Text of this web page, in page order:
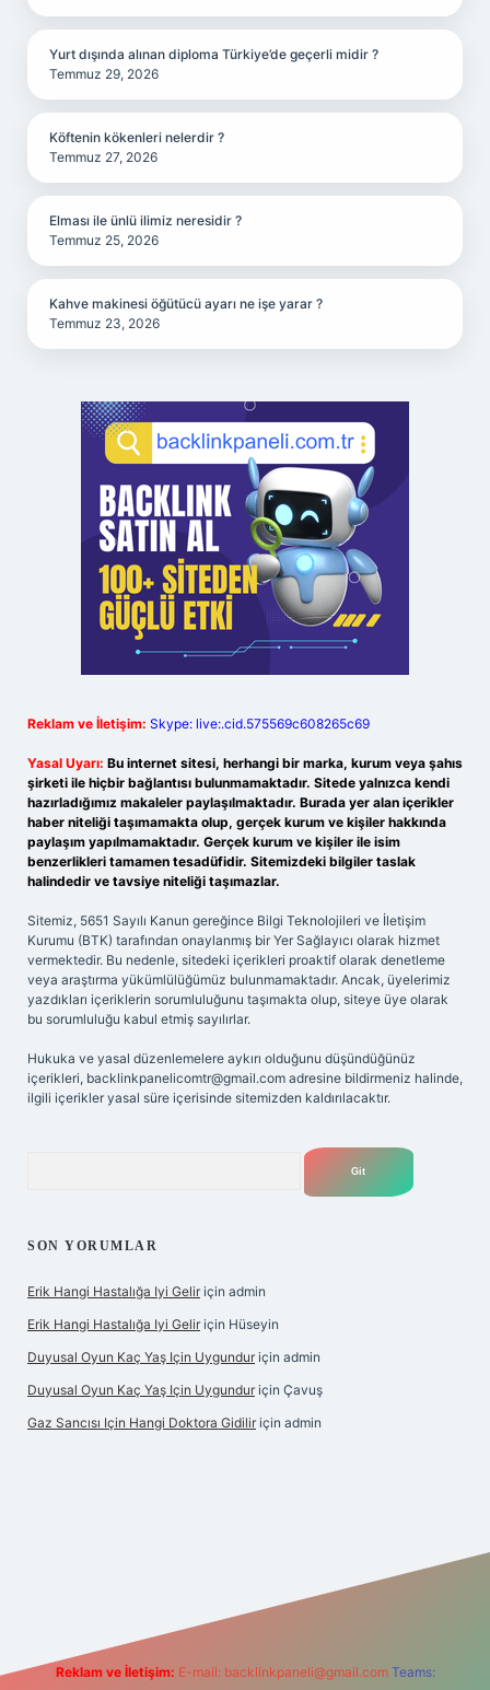
Yurt dışında alınan diploma Türkiye’de geçerli midir ?
Temmuz 29, 2026
Köftenin kökenleri nelerdir ?
Temmuz 27, 2026
Elması ile ünlü ilimiz neresidir ?
Temmuz 25, 2026
Kahve makinesi öğütücü ayarı ne işe yarar ?
Temmuz 23, 2026
Reklam ve İletişim: Skype: live:.cid.575569c608265c69
Yasal Uyarı: Bu internet sitesi, herhangi bir marka, kurum veya şahıs
şirketi ile hiçbir bağlantısı bulunmamaktadır. Sitede yalnızca kendi
hazırladığımız makaleler paylaşılmaktadır. Burada yer alan içerikler
haber niteliği taşımamakta olup, gerçek kurum ve kişiler hakkında
paylaşım yapılmamaktadır. Gerçek kurum ve kişiler ile isim
benzerlikleri tamamen tesadüfidir. Sitemizdeki bilgiler taslak
halindedir ve tavsiye niteliği taşımazlar.
Sitemiz, 5651 Sayılı Kanun gereğince Bilgi Teknolojileri ve İletişim
Kurumu (BTK) tarafından onaylanmış bir Yer Sağlayıcı olarak hizmet
vermektedir. Bu nedenle, sitedeki içerikleri proaktif olarak denetleme
veya araştırma yükümlülüğümüz bulunmamaktadır. Ancak, üyelerimiz
yazdıkları içeriklerin sorumluluğunu taşımakta olup, siteye üye olarak
bu sorumluluğu kabul etmiş sayılırlar.
Hukuka ve yasal düzenlemelere aykırı olduğunu düşündüğünüz
içerikleri, backlinkpanelicomtr@gmail.com adresine bildirmeniz halinde,
ilgili içerikler yasal süre içerisinde sitemizden kaldırılacaktır.
SON YORUMLAR
Erik Hangi Hastalığa Iyi Gelir için admin
Erik Hangi Hastalığa Iyi Gelir için Hüseyin
Duyusal Oyun Kaç Yaş Için Uygundur için admin
Duyusal Oyun Kaç Yaş Için Uygundur için Çavuş
Gaz Sancısı Için Hangi Doktora Gidilir için admin
Reklam ve İletişim: E-mail: backlinkpaneli@gmail.com Teams: